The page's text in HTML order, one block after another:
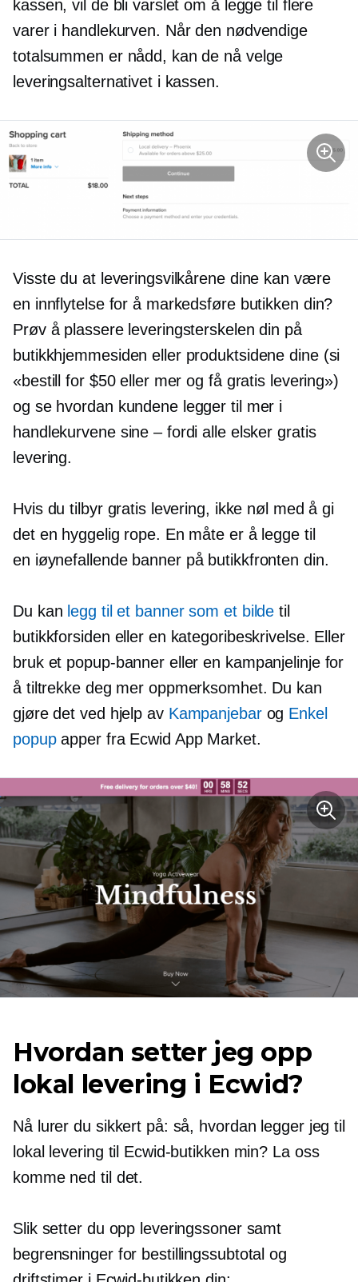
kassen, vil de bli varslet om å legge til flere
varer i handlekurven. Når den nødvendige
totalsummen er nådd, kan de nå velge
leveringsalternativet i kassen.
Visste du at leveringsvilkårene dine kan være
en innflytelse for å markedsføre butikken din?
Prøv å plassere leveringsterskelen din på
butikkhjemmesiden eller produktsidene dine (si
«bestill for $50 eller mer og få gratis levering»)
og se hvordan kundene legger til mer i
handlekurvene sine – fordi alle elsker gratis
levering.
Hvis du tilbyr gratis levering, ikke nøl med å gi
det en hyggelig rope. En måte er å legge til
en iøynefallendebanner på butikkfronten din.
Du kan legg til et banner som et bilde til
butikkforsiden eller en kategoribeskrivelse. Eller
bruk et popup-banner eller en kampanjelinje for
å tiltrekke deg mer oppmerksomhet. Du kan
gjøre det ved hjelp av Kampanjebarog Enkel
popupapper fra Ecwid App Market.
Hvordan setter jeg opp
lokal levering i Ecwid?
Nå lurer du sikkert på: så, hvordan legger jeg til
lokal levering til Ecwid-butikken min? La oss
komme ned til det.
Slik setter du opp leveringssoner samt
begrensninger for bestillingssubtotal og